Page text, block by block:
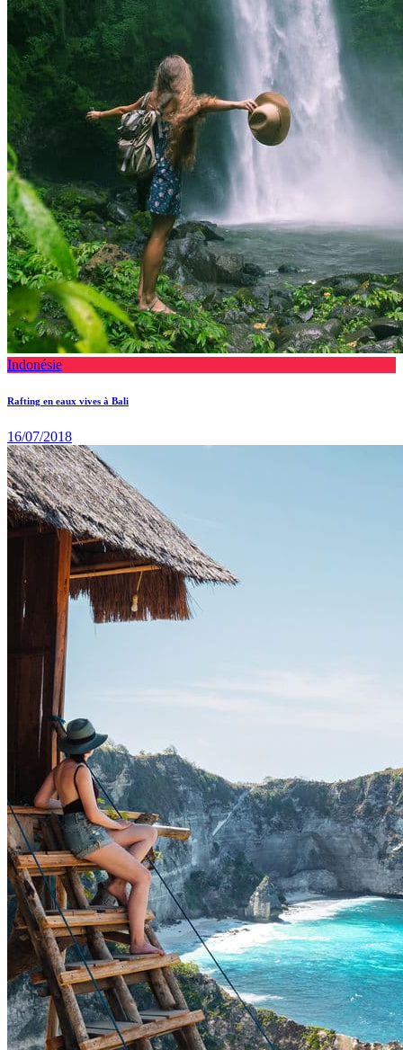
Indonésie
Rafting en eaux vives à Bali
16/07/2018